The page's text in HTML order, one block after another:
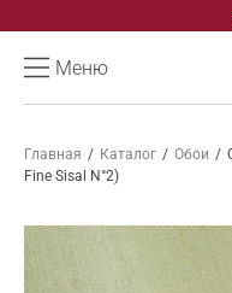
Меню
Главная / Каталог / Обои /
Fine Sisal N°2)